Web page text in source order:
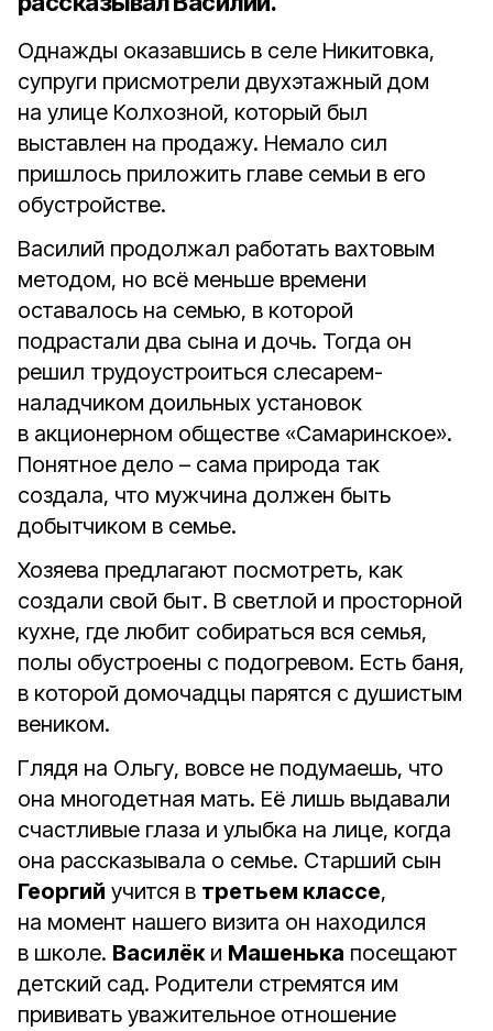
Однажды оказавшись в селе Никитовка,
супруги присмотрели двухэтажный дом
на улице Колхозной, который был
выставлен на продажу. Немало сил
пришлось приложить главе семьи в его
обустройстве.
Василий продолжал работать вахтовым
методом, но всё меньше времени
оставалось на семью, в которой
подрастали два сына и дочь. Тогда он
решил трудоустроиться слесарем-
наладчиком доильных установок
в акционерном обществе «Самаринское».
Понятное дело – сама природа так
создала, что мужчина должен быть
добытчиком в семье.
Хозяева предлагают посмотреть, как
создали свой быт. В светлой и просторной
кухне, где любит собираться вся семья,
полы обустроены с подогревом. Есть баня,
в которой домочадцы парятся с душистым
веником.
Глядя на Ольгу, вовсе не подумаешь, что
она многодетная мать. Её лишь выдавали
счастливые глаза и улыбка на лице, когда
она рассказывала о семье. Старший сын
Георгий учится в третьем классе,
на момент нашего визита он находился
в школе. Василёки Машенька посещают
детский сад. Родители стремятся им
прививать уважительное отношение